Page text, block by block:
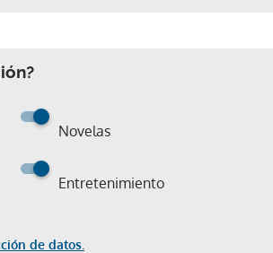
Novelas
Entretenimiento
de datos.